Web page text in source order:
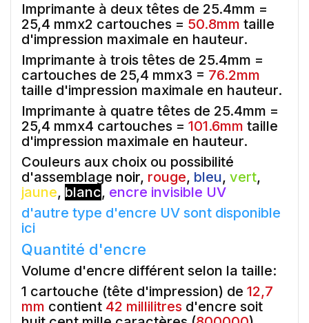
Imprimante à deux têtes de 25.4mm =
25,4 mmx2 cartouches = 50.8mm taille
d'impression maximale en hauteur.
Imprimante à trois têtes de 25.4mm =
cartouches de 25,4 mmx3 = 76.2mm
taille d'impression maximale en hauteur.
Imprimante à quatre têtes de 25.4mm =
25,4 mmx4 cartouches = 101.6mm taille
d'impression maximale en hauteur.
Couleurs aux choix ou possibilité
d'assemblage noir, rouge, bleu, vert,
jaune, blanc, encre invisible UV
d'autre type d'encre UV sont disponible
ici
Quantité d'encre
Volume d'encre différent selon la taille:
1 cartouche (tête d'impression) de 12,7
mm contient 42 millilitres d'encre soit